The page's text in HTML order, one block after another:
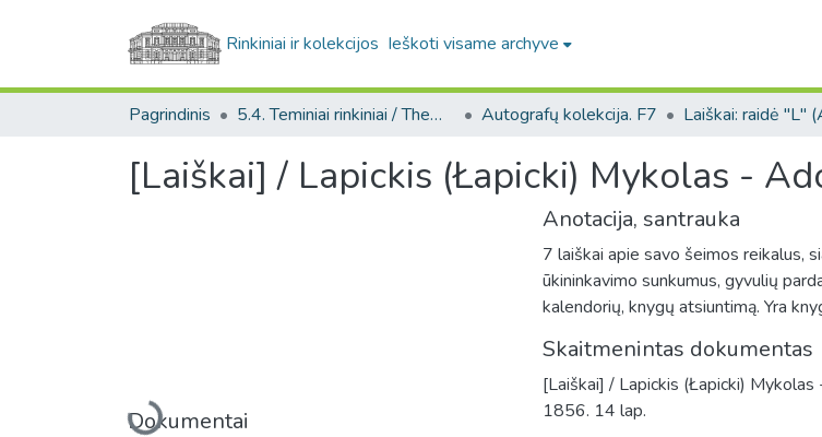
Rinkiniai ir kolekcijos Ieškoti visame archyve
Pagrindinis 5.4. Teminiai rinkiniai / Thematic collections Autografų kolekcija. F7
[Laiškai] / Lapickis (Łapicki) Mykolas -
Įkeliama...
Dokumentai
Anotacija, santrauka
7 laiškai apie savo šeimos reikalus,
ūkininkavimo sunkumus, gyvulių
kalendorių, knygų atsiuntimą. Yra
Skaitmenintas dokumentas
[Laiškai] / Lapickis (Łapicki)
1856. 14 lap.